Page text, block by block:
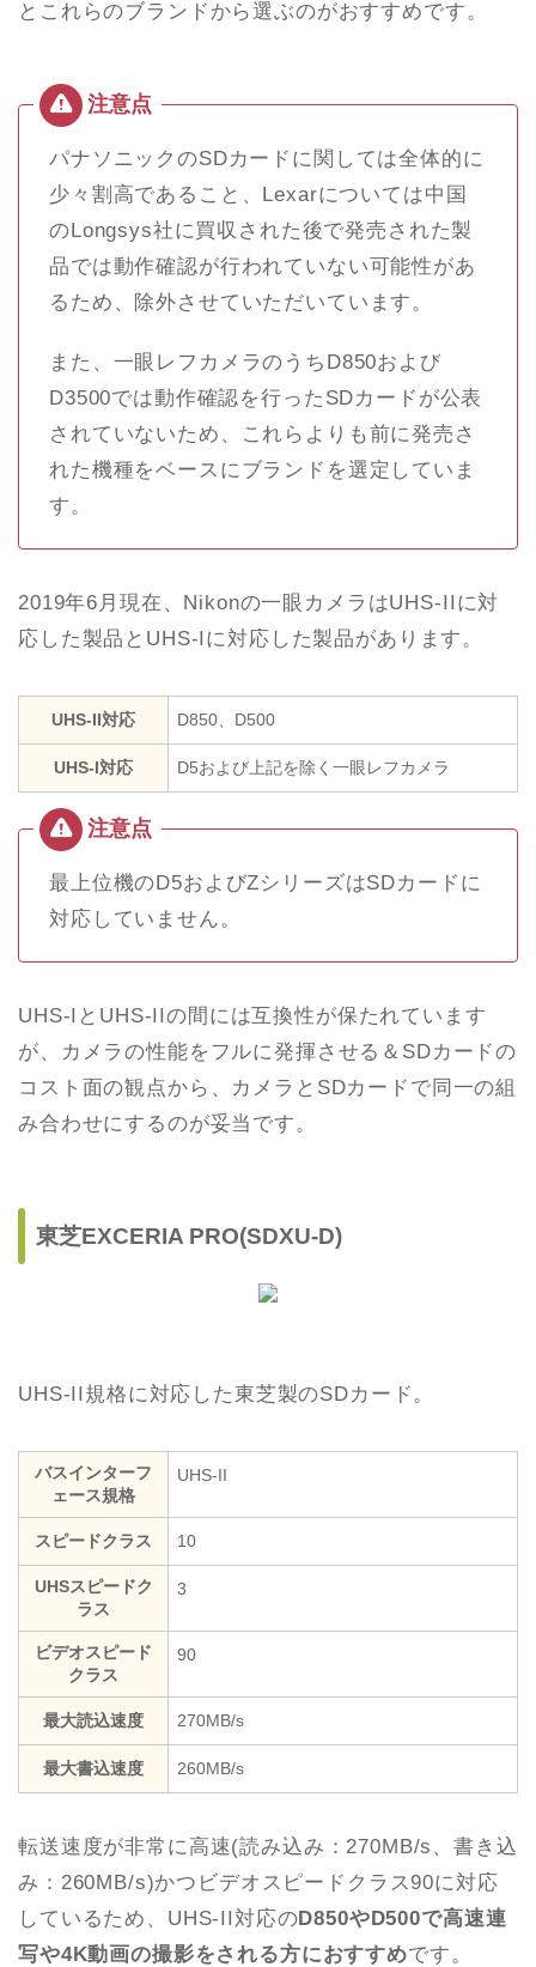
とこれらのブランドから選ぶのがおすすめです。
パナソニックのSDカードに関しては全体的に
少々割高であること、Lexarについては中国
のLongsys社に買収された後で発売された製
品では動作確認が行われていない可能性があ
るため、除外させていただいています。
また、一眼レフカメラのうちD850および
D3500では動作確認を行ったSDカードが公表
されていないため、これらよりも前に発売さ
れた機種をベースにブランドを選定していま
す。
2019年6月現在、Nikonの一眼カメラはUHS-IIに対
応した製品とUHS-Iに対応した製品があります。
UHS-II対応 D850、D500
UHS-I対応 D5および上記を除く一眼レフカメラ
最上位機のD5およびZシリーズはSDカードに
対応していません。
UHS-IとUHS-IIの間には互換性が保たれています
が、カメラの性能をフルに発揮させる＆SDカードの
コスト面の観点から、カメラとSDカードで同一の組
み合わせにするのが妥当です。
東芝EXCERIA PRO(SDXU-D)
UHS-II規格に対応した東芝製のSDカード。
バスインターフ
ェース規格
UHS-II
スピードクラス 10
UHSスピードク
ラス
3
ビデオスピード
クラス
90
最大読込速度 270MB/s
最大書込速度 260MB/s
転送速度が非常に高速(読み込み：270MB/s、書き込
み：260MB/s)かつビデオスピードクラス90に対応
しているため、UHS-II対応のD850やD500で高速連
写や4K動画の撮影をされる方におすすめです。